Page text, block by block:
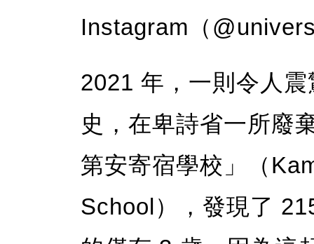
Instagram（
2021 年，一則令人
史，在卑詩省一所廢
第安寄宿學校」（
School），發現了